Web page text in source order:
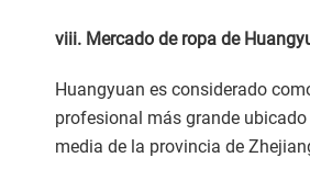
viii. Mercado de ropa de
Huangyuan es considerado
profesional más grande ubicado
media de la provincia de